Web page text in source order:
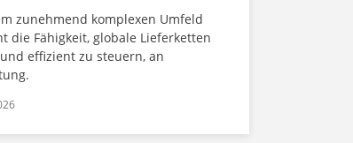
zunehmend komplexen Umfeld
die Fähigkeit, globale Lieferketten
effizient zu steuern, an